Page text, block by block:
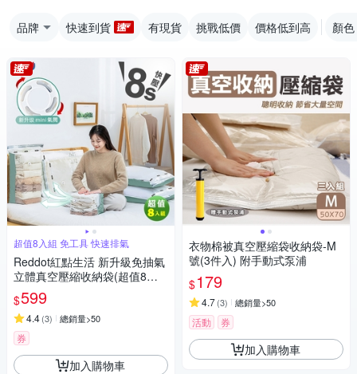
品牌 快速到貨 有現貨 挑戰低價 價格低到高 顏色
超值8入組 免工具 快速排氣
Reddot紅點生活 新升級免抽氣
立體真空壓縮收納袋(超值8入
組)
$599
4.4(3) 總銷量>50
券
加入購物車
衣物棉被真空壓縮袋收納袋-M
號(3件入) 附手動式泵浦
$179
4.7(3) 總銷量>50
活動 券
加入購物車